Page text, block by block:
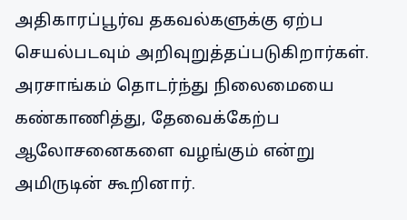
அதிகாரப்பூர்வ தகவல்களுக்கு ஏற்ப
செயல்படவும் அறிவுறுத்தப்படுகிறார்கள்.
அரசாங்கம் தொடர்ந்து நிலைமையை
கண்காணித்து, தேவைக்கேற்ப
ஆலோசனைகளை வழங்கும் என்று
அமிருடின் கூறினார்.